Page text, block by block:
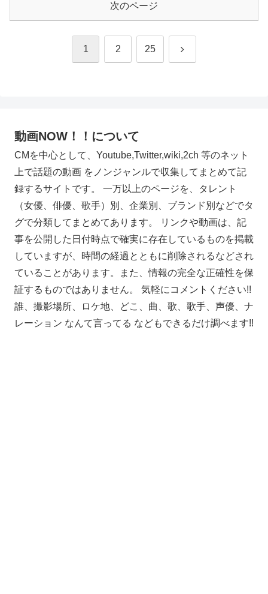
次のページ
1 2 25 次
動画NOW！！について
CMを中心として、Youtube,Twitter,wiki,2ch 等のネット
上で話題の動画 をノンジャンルで収集してまとめて記
録するサイトです。 一万以上のページを、タレント
（女優、俳優、歌手）別、企業別、ブランド別などでタ
グで分類してまとめてあります。 リンクや動画は、記
事を公開した日付時点で確実に存在しているものを掲載
していますが、時間の経過とともに削除されるなどされ
ていることがあります。また、情報の完全な正確性を保
証するものではありません。 気軽にコメントください!!
誰、撮影場所、ロケ地、どこ、曲、歌、歌手、声優、ナ
レーション なんて言ってる などもできるだけ調べます!!